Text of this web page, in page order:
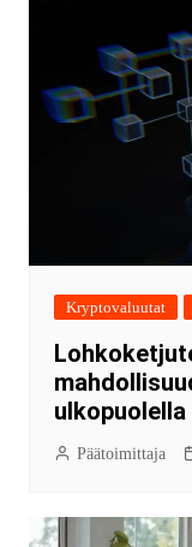
Kryptovaluutat
ulkopuolella
Päätoimittaja